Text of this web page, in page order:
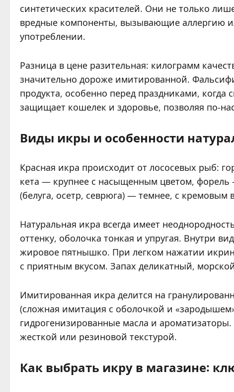
синтетических красителей. Они не только
вредные компоненты, вызывающие аллергию
употреблении.
Разница в цене разительная: килограмм
значительно дороже имитированной.
продукта, особенно перед праздниками, когда
защищает кошелек и здоровье, позволяя по-
Виды икры и особенности
Красная икра происходит от лососевых рыб:
кета — крупнее с насыщенным цветом,
(белуга, осетр, севрюга) — темнее, с кремовым
Натуральная икра всегда имеет
оттенку, оболочка тонкая и упругая. Внутри
жировое пятнышко. При легком нажатии
с приятным вкусом. Запах деликатный,
Имитированная икра делится на
(сложная имитация с оболочкой и
гидрогенизированные масла и
жесткой или резиновой текстурой.
Как выбрать икру в магазине: